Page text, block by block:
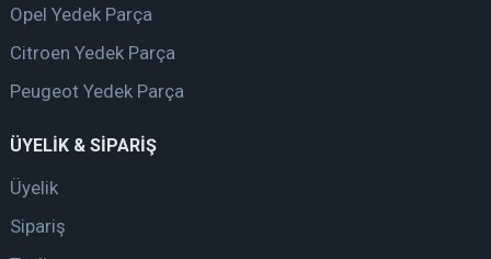
Opel Yedek Parça
Citroen Yedek Parça
Peugeot Yedek Parça
ÜYELİK & SİPARİŞ
Üyelik
Sipariş